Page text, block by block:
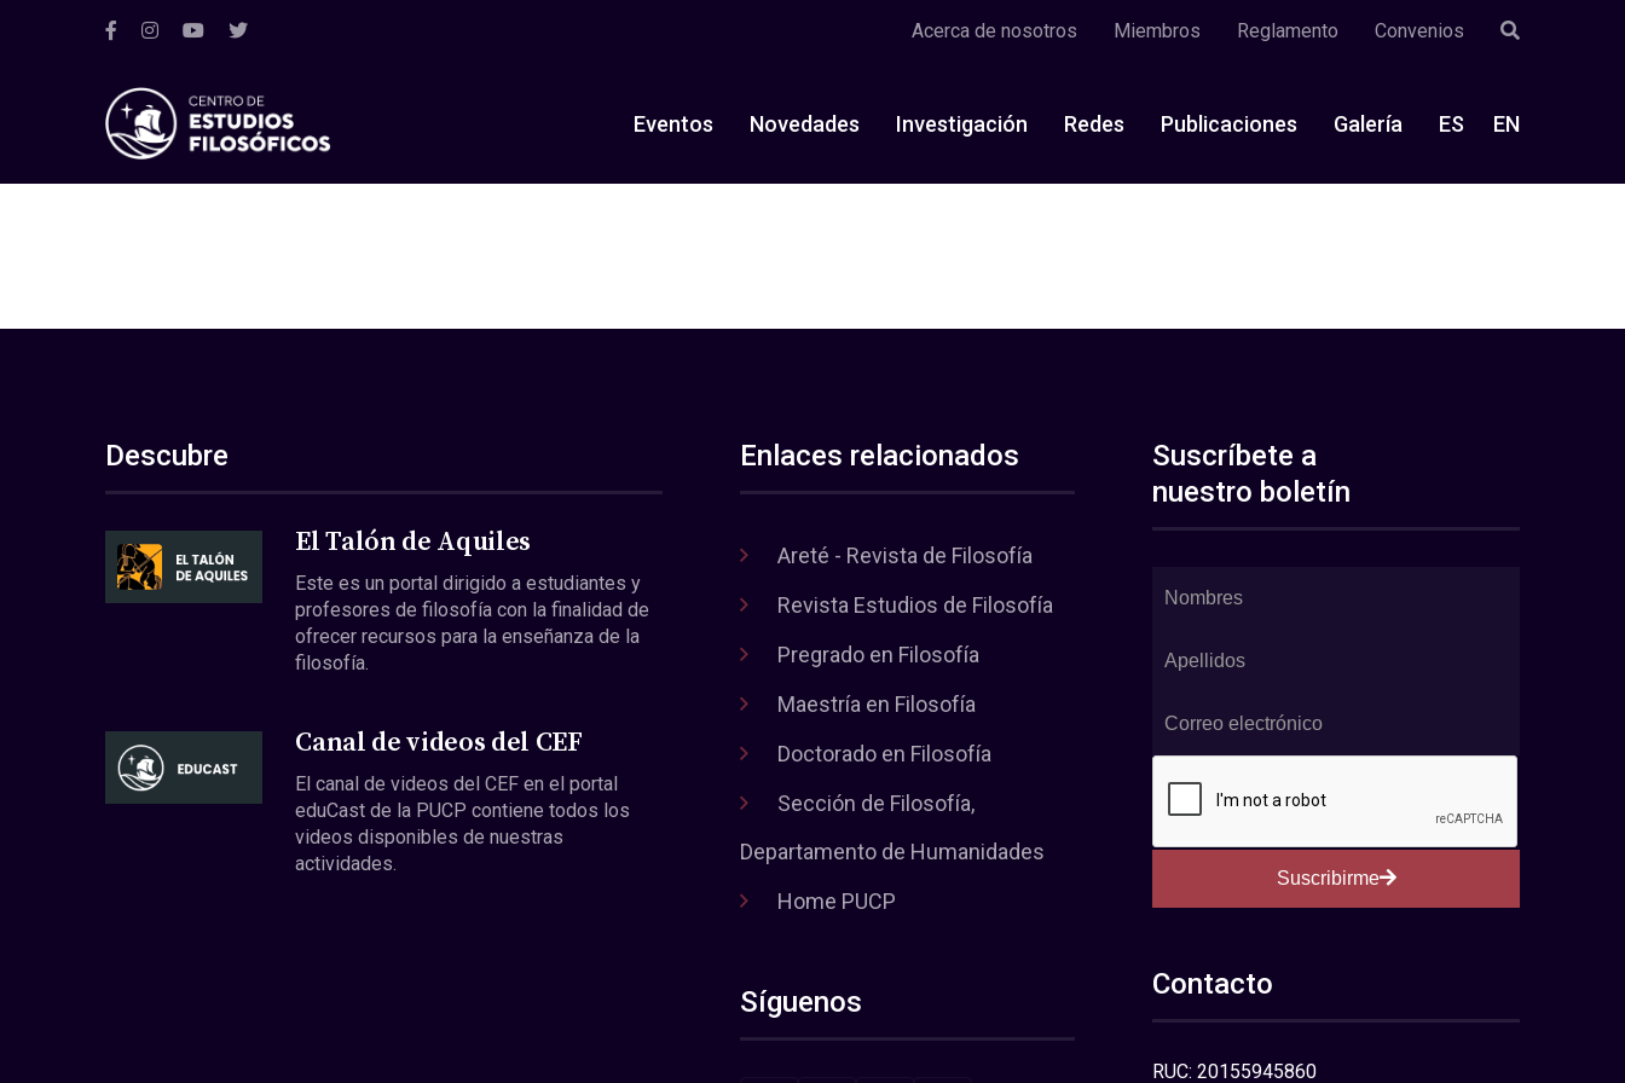
Acerca de nosotros Miembros Reglamento Convenios
Eventos Novedades Investigación Redes Publicaciones Galería ES EN
Descubre
El Talón de Aquiles
Este es un portal dirigido a estudiantes y
profesores de filosofía con la finalidad de
ofrecer recursos para la enseñanza de la
filosofía.
Canal de videos del CEF
El canal de videos del CEF en el portal
eduCast de la PUCP contiene todos los
videos disponibles de nuestras
actividades.
Enlaces relacionados
Areté - Revista de Filosofía
Revista Estudios de Filosofía
Pregrado en Filosofía
Maestría en Filosofía
Doctorado en Filosofía
Sección de Filosofía,
Departamento de Humanidades
Home PUCP
Síguenos
Suscríbete a
nuestro boletín
Suscribirme
Contacto
RUC: 20155945860